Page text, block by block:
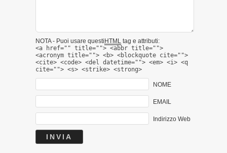
NOTA - Puoi usare questiHTML tag e attributi:
<a href="" title=""> <abbr title="">
<acronym title=""> <b> <blockquote cite="">
<cite> <code> <del datetime=""> <em> <i> <q
cite=""> <s> <strike> <strong>
NOME
EMAIL
Indirizzo Web